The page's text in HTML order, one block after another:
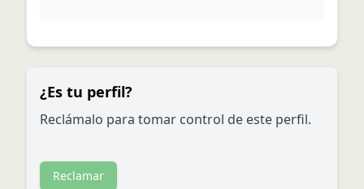
¿Es tu perfil?
Reclámalo para tomar control de este perfil.
Reclamar